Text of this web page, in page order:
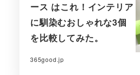
ース はこれ！インテリア
に馴染むおしゃれな3個
を比較してみた。
365good.jp